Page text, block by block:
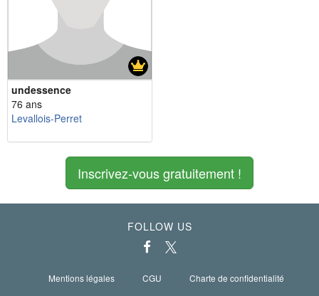
undessence
76 ans
Levallois-Perret
Inscrivez-vous gratuitement !
FOLLOW US
Mentions légales CGU
Charte de confidentialité